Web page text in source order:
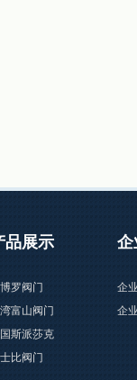
品展示
罗阀门
富山阀门
斯派莎克
比阀门
企
企
企